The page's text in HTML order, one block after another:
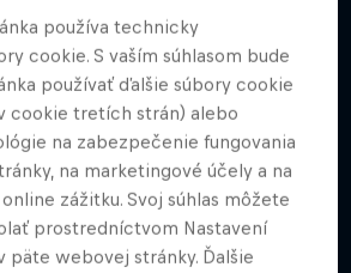
40 Fotky
používa technicky
cookie. S vaším súhlasom bude
používať ďalšie súbory cookie
cookie tretích strán) alebo
na zabezpečenie fungovania
na marketingové účely a na
zážitku. Svoj súhlas môžete
prostredníctvom Nastavení
päte webovej stránky. Ďalšie